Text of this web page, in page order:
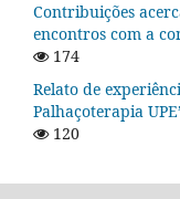
Contribuições
encontros com a
174
Relato de
Palhaçoterapia
120